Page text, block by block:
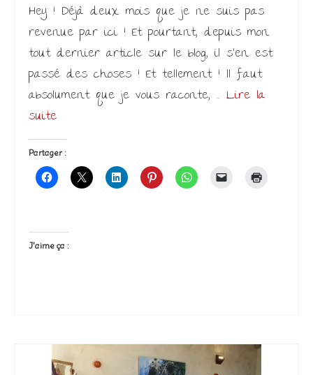
Hey ! Déjà deux mois que je ne suis pas
revenue par ici ! Et pourtant, depuis mon
tout dernier article sur le blog, il s’en est
passé des choses ! Et tellement ! Il faut
absolument que je vous raconte, … Lire la
suite­­
Partager :
J’aime ça :